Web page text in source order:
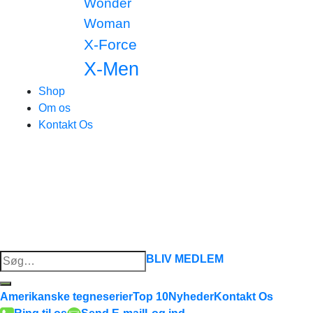
Woman
X-Force
X-Men
Shop
Om os
Kontakt Os
Søg
efter:
BLIV MEDLEM
Amerikanske tegneserierTop 10NyhederKontakt Os